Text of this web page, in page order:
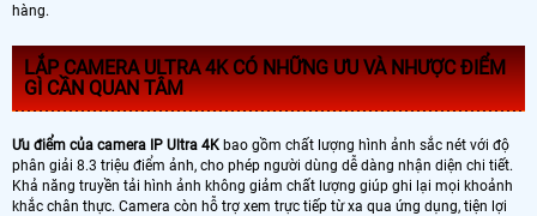
hàng.
LẮP CAMERA ULTRA 4K CÓ NHỮNG ƯU VÀ NHƯỢC ĐIỂM
GÌ CẦN QUAN TÂM
Ưu điểm của camera IP Ultra 4K bao gồm chất lượng hình ảnh sắc nét với độ
phân giải 8.3 triệu điểm ảnh, cho phép người dùng dễ dàng nhận diện chi tiết.
Khả năng truyền tải hình ảnh không giảm chất lượng giúp ghi lại mọi khoảnh
khắc chân thực. Camera còn hỗ trợ xem trực tiếp từ xa qua ứng dụng, tiện lợi